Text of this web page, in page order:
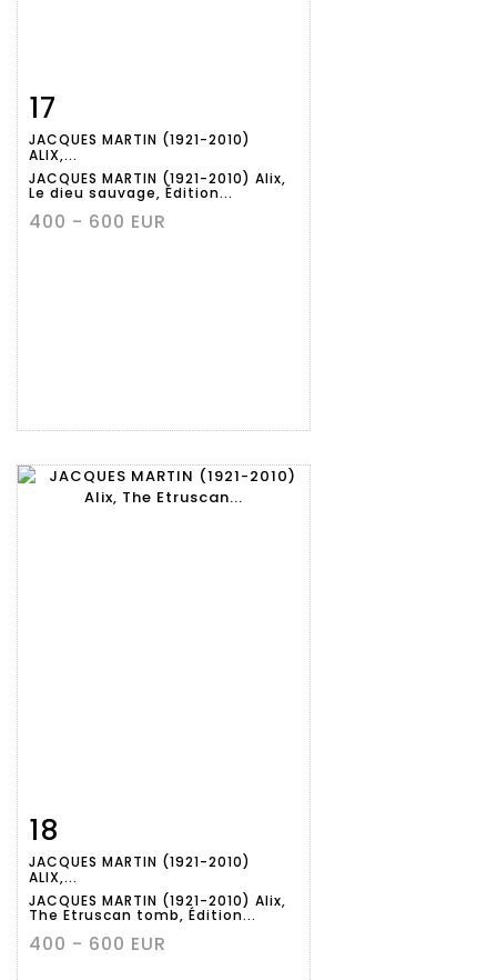
Item detail
17
JACQUES MARTIN (1921-2010)
ALIX,...
JACQUES MARTIN (1921-2010) Alix,
Le dieu sauvage, Édition...
400 - 600 EUR
Item detail
18
JACQUES MARTIN (1921-2010)
ALIX,...
JACQUES MARTIN (1921-2010) Alix,
The Etruscan tomb, Édition...
400 - 600 EUR